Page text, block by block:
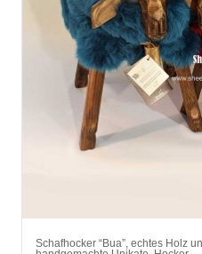
Schafhocker “Bua”, echtes Holz